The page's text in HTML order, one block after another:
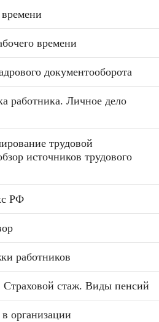
времени
документооборота
работника. Личное дело
трудовой
источников трудового
РФ
работников
Страховой стаж. Виды пенсий
организации